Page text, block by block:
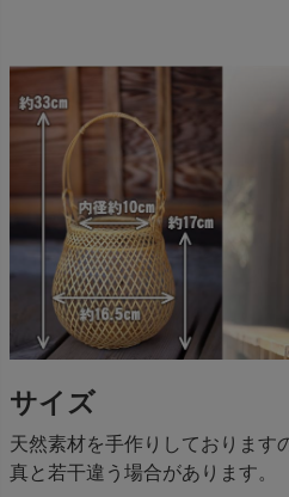
サイズ
天然素材を手作りしております
真と若干違う場合があります。